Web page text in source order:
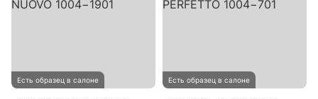
Есть образец в салоне Есть образец в салоне